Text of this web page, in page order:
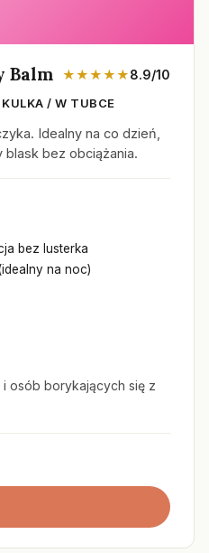
Balm ★★★★★8.9/10
/ W TUBCE
Idealny na co dzień,
bez obciążania.
bez lusterka
na noc)
i osób borykających się z